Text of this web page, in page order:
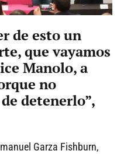
de esto un
que vayamos
Manolo, a
no
detenerlo”,
Garza Fishburn,